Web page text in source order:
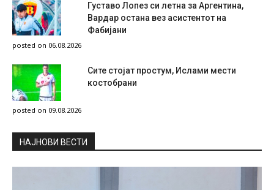
Густаво Лопез си летна за Аргентина,
Вардар остана вез асистентот на
Фабијани
posted on 06.08.2026
Сите стојат простум, Ислами мести
костобрани
posted on 09.08.2026
НAЈНОВИ ВЕСТИ